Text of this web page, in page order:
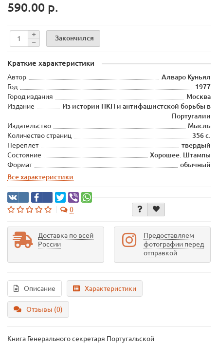
590.00 р.
Закончился
Краткие характеристики
Автор
Алваро Куньял
Год
1977
Город издания
Москва
Издание
Из истории ПКП и антифашистской борьбы в
Португалии
Издательство
Мысль
Количество страниц
356 с.
Переплет
твердый
Состояние
Хорошее. Штампы
Формат
обычный
Все характеристики
0
Доставка по всей
России
Предоставляем
фотографии перед
отправкой
Описание Характеристики
Отзывы (0)
Книга Генерального секретаря Португальской